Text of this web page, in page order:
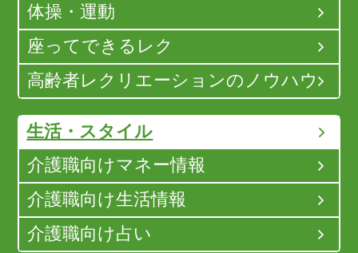
体操・運動
座ってできるレク
高齢者レクリエーションのノウハウ
生活・スタイル
介護職向けマネー情報
介護職向け生活情報
介護職向け占い